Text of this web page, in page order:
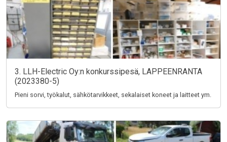
3. LLH-Electric Oy:n konkurssipesä, LAPPEENRANTA
(2023380-5)
Pieni sorvi, työkalut, sähkötarvikkeet, sekalaiset koneet ja laitteet ym.